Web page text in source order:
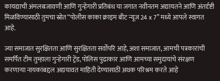
कायद्याची अंमलबजावणी आणि गुन्हेगारी प्रतिबंध या जगात नवीनतम अद्यायतने आणि अंतर्दृष्टी
मिळविण्यासाठी तुमचा स्रोत “पोलीस काका क्राइम बीट न्यूज 24 x 7” मध्ये आपले स्वागत
आहे.
ज्या समाजात सुरक्षितता आणि सुरक्षितता सर्वोपरि आहे, अशा समाजात, आमची पत्रकारांची
समर्पित टीम तुम्हाला गुन्हेगारी ट्रेंड, पोलिस पुढाकार आणि आमच्या समुदायांचे संरक्षण
करणार्‍या नायकांबद्दल अद्ययावत माहिती देण्यासाठी अथक परिश्रम करते आहे